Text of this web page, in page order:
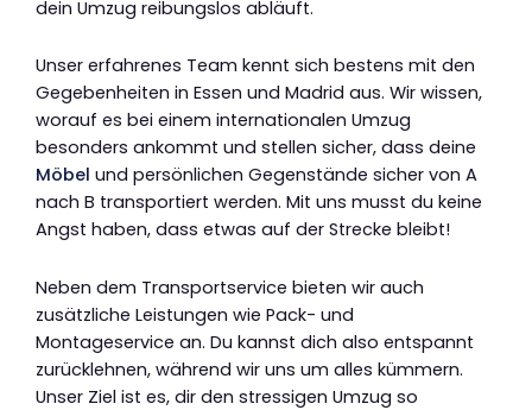
dein Umzug reibungslos abläuft.
Unser erfahrenes Team kennt sich bestens mit den
Gegebenheiten in Essen und Madrid aus. Wir wissen,
worauf es bei einem internationalen Umzug
besonders ankommt und stellen sicher, dass deine
Möbel und persönlichen Gegenstände sicher von A
nach B transportiert werden. Mit uns musst du keine
Angst haben, dass etwas auf der Strecke bleibt!
Neben dem Transportservice bieten wir auch
zusätzliche Leistungen wie Pack- und
Montageservice an. Du kannst dich also entspannt
zurücklehnen, während wir uns um alles kümmern.
Unser Ziel ist es, dir den stressigen Umzug so